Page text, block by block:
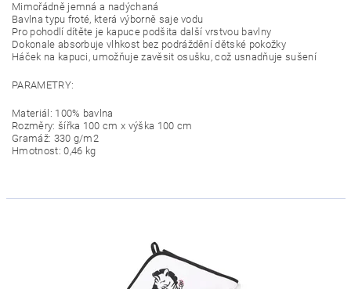
Mimořádně jemná a nadýchaná
Bavlna typu froté, která výborně saje vodu
Pro pohodlí dítěte je kapuce podšita další vrstvou bavlny
Dokonale absorbuje vlhkost bez podráždění dětské pokožky
Háček na kapuci, umožňuje zavěsit osušku, což usnadňuje sušení
PARAMETRY:
Materiál: 100% bavlna
Rozměry: šířka 100 cm x výška 100 cm
Gramáž: 330 g/m2
Hmotnost: 0,46 kg